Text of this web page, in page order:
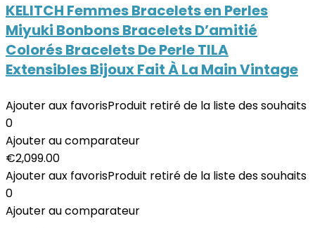
KELITCH Femmes Bracelets en Perles
Miyuki Bonbons Bracelets D’amitié
Colorés Bracelets De Perle TILA
Extensibles Bijoux Fait À La Main Vintage
Ajouter aux favorisProduit retiré de la liste des souhaits
0
Ajouter au comparateur
€2,099.00
Ajouter aux favorisProduit retiré de la liste des souhaits
0
Ajouter au comparateur